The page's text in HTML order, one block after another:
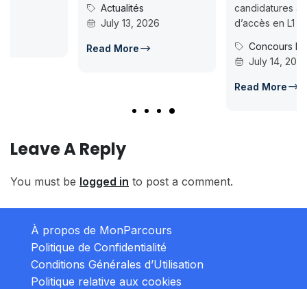
July 13, 2026
candidatures au concours
d’accès en L1 pour...
Concours Post-Bac
July 14, 2026
Leave A Reply
You must be logged in to post a comment.
À propos de MonParcours
Politique de Confidentialité
Conditions Générales d’Utilisation
Politique relative aux cookies